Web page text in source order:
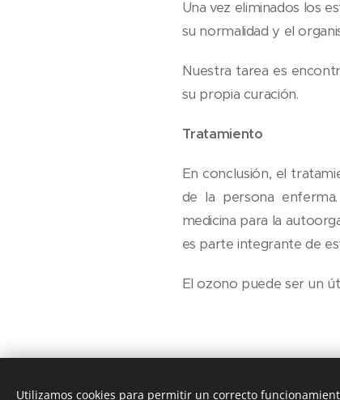
Una vez eliminados los
su normalidad y el
Nuestra tarea es
su propia curación.
Tratamiento
En conclusión, el
de la persona
medicina para la
es parte integrante de
El ozono puede ser un
Utilizamos cookies para permitir un correcto